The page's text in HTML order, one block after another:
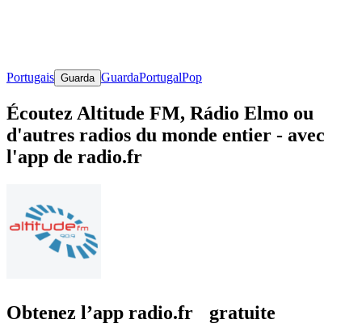
Portugais Guarda GuardaPortugalPop
Écoutez Altitude FM, Rádio Elmo ou
d'autres radios du monde entier - avec
l'app de radio.fr
Obtenez l’app radio.fr gratuite